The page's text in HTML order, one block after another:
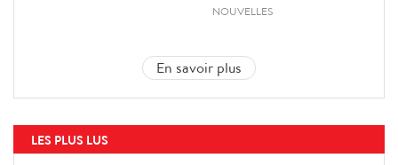
NOUVELLES
En savoir plus
LES PLUS LUS